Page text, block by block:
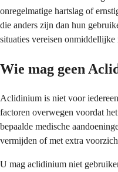
onregelmatige hartslag of
die anders zijn dan hun
situaties vereisen onmiddellijke
Wie mag geen
Aclidinium is niet voor
factoren overwegen voordat
bepaalde medische
vermijden of met extra
U mag aclidinium niet